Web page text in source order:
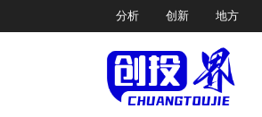
分析 创新 地方